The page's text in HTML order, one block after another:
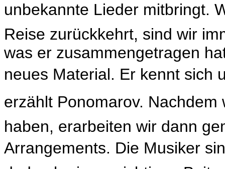
unbekannte Lieder mitbringt.
Reise zurückkehrt, sind wir
was er zusammengetragen
neues Material. Er kennt sich
erzählt Ponomarov.
haben, erarbeiten wir dann
Arrangements. Die Musiker